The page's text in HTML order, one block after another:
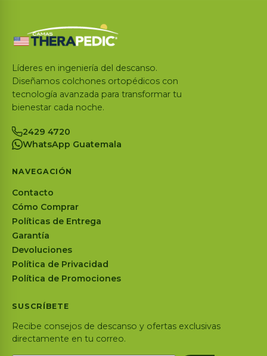
Líderes en ingeniería del descanso.
Diseñamos colchones ortopédicos con
tecnología avanzada para transformar tu
bienestar cada noche.
2429 4720
WhatsApp Guatemala
NAVEGACIÓN
Contacto
Cómo Comprar
Políticas de Entrega
Garantía
Devoluciones
Política de Privacidad
Política de Promociones
SUSCRÍBETE
Recibe consejos de descanso y ofertas exclusivas
directamente en tu correo.